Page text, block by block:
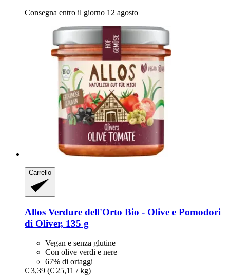
Consegna entro il giorno 12 agosto
Carrello
Allos Verdure dell'Orto Bio -​ Olive e Pomodori
di Oliver, 135 g
Vegan e senza glutine
Con olive verdi e nere
67% di ortaggi
€ 3,39 (€ 25,11 / kg)